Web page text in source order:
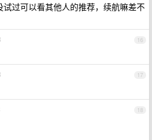
过可以看其他人的推荐，续航嘛差不
16
17
18